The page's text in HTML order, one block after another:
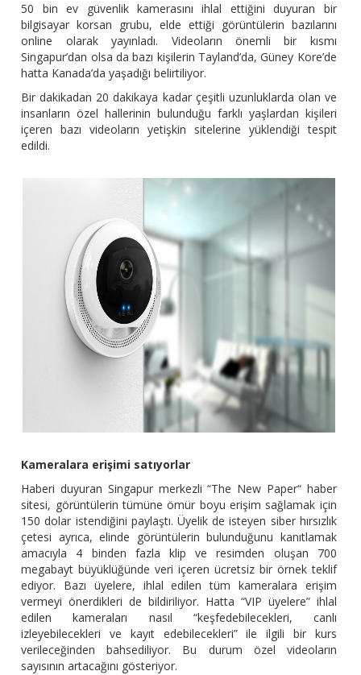
50 bin ev güvenlik kamerasını ihlal ettiğini duyuran bir
bilgisayar korsan grubu, elde ettiği görüntülerin bazılarını
online olarak yayınladı. Videoların önemli bir kısmı
Singapur’dan olsa da bazı kişilerin Tayland’da, Güney Kore’de
hatta Kanada’da yaşadığı belirtiliyor.
Bir dakikadan 20 dakikaya kadar çeşitli uzunluklarda olan ve
insanların özel hallerinin bulunduğu farklı yaşlardan kişileri
içeren bazı videoların yetişkin sitelerine yüklendiği tespit
edildi.
Kameralara erişimi satıyorlar
Haberi duyuran Singapur merkezli “The New Paper“ haber
sitesi, görüntülerin tümüne ömür boyu erişim sağlamak için
150 dolar istendiğini paylaştı. Üyelik de isteyen siber hırsızlık
çetesi ayrıca, elinde görüntülerin bulunduğunu kanıtlamak
amacıyla 4 binden fazla klip ve resimden oluşan 700
megabayt büyüklüğünde veri içeren ücretsiz bir örnek teklif
ediyor. Bazı üyelere, ihlal edilen tüm kameralara erişim
vermeyi önerdikleri de bildiriliyor. Hatta “VIP üyelere” ihlal
edilen kameraları nasıl “keşfedebilecekleri, canlı
izleyebilecekleri ve kayıt edebilecekleri” ile ilgili bir kurs
verileceğinden bahsediliyor. Bu durum özel videoların
sayısının artacağını gösteriyor.